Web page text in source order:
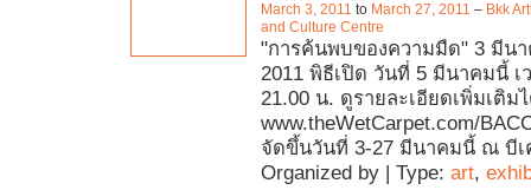
March 3, 2011 to March 27, 2011 – Bkk
and Culture Centre
"การค้นพบของความมืด" 3 มีน
2011 พิธีเปิด วันที่ 5 มีนาคมนี้ เ
21.00 น. ดูรายละเอียดเพิ่มเติม
www.theWetCarpet.com/
จัดขึ้นวันที่ 3-27 มีนาคมนี้ ณ บีเ
Organized by | Type: art,